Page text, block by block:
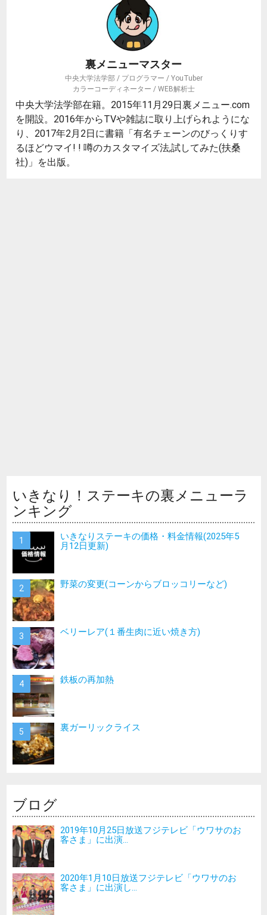
裏メニューマスター
中央大学法学部 / プログラマー / YouTuber
カラーコーディネーター / WEB解析士
中央大学法学部在籍。2015年11月29日裏メニュー.com
を開設。2016年からTVや雑誌に取り上げられようにな
り、2017年2月2日に書籍「有名チェーンのびっくりす
るほどウマイ! ! 噂のカスタマイズ法,試してみた(扶桑
社)」を出版。
いきなり！ステーキの裏メニューラ
ンキング
いきなりステーキの価格・料金情報(2025年5
月12日更新)
野菜の変更(コーンからブロッコリーなど)
ベリーレア(１番生肉に近い焼き方)
鉄板の再加熱
裏ガーリックライス
ブログ
2019年10月25日放送フジテレビ「ウワサのお
客さま」に出演...
2020年1月10日放送フジテレビ「ウワサのお
客さま」に出演し...